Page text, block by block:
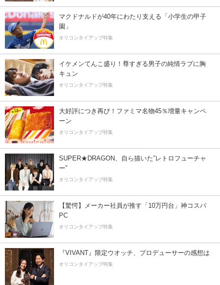
マクドナルドが40年にわたり支える「小学生の甲子
園」
オリコンタイアップ特集
イケメンてんこ盛り！尊すぎる男子の純情ラブに胸
キュン
オリコンタイアップ特集
大好評につき再び！ファミマ名物45％増量キャンペ
ーン
オリコンタイアップ特集
SUPER★DRAGON、自ら描いた”レトロフューチャ
ー”
オリコンタイアップ特集
【驚愕】メーカー社員が推す「10万円台」神コスパ
PC
オリコンタイアップ特集
『VIVANT』限定ウオッチ、プロデューサーの感想は
オリコンタイアップ特集